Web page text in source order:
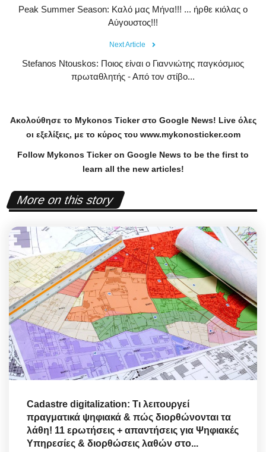
Peak Summer Season: Kαλό μας Μήνα!!! ... ήρθε κιόλας ο
Αύγουστος!!!
Next Article
Stefanos Ntouskos: Ποιος είναι ο Γιαννιώτης παγκόσμιος
πρωταθλητής - Από τον στίβο...
Ακολούθησε το Mykonos Tickerστο Google News! Liveόλες
οι εξελίξεις, με το κύρος του www.mykonosticker.com
Follow Mykonos Ticker on Google News to be the first to
learn all the new articles!
More on this story
Cadastre digitalization: Τι λειτουργεί
πραγματικά ψηφιακά & πώς διορθώνονται τα
λάθη! 11 ερωτήσεις + απαντήσεις για Ψηφιακές
Υπηρεσίες & διορθώσεις λαθών στο...